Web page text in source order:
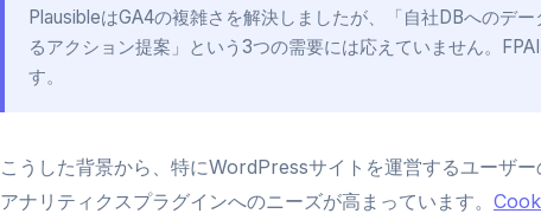
PlausibleはGA4の複雑さを解決しましたが、「自社DBへのデ
るアクション提案」という3つの需要には応えていません。
す。
こうした背景から、特にWordPressサイトを運営するユーザ
アナリティクスプラグインへのニーズが高まっています。